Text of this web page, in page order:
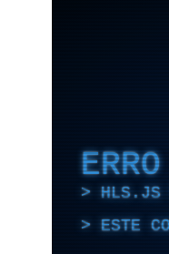
ERRO
HLS.JS
ESTE